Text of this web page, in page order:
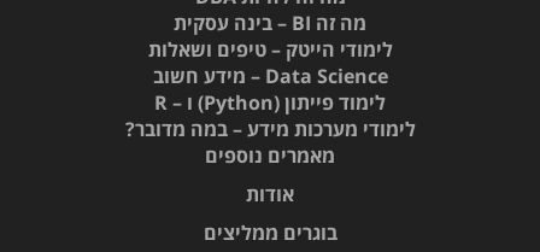
מה זה BI – בינה עסקית
לימודי הייטק – טיפים ושאלות
Data Science – מידע חשוב
לימוד פייתון (Python) ו – R
לימודי מערכות מידע – במה מדובר?
מאמרים נוספים
אודות
בוגרים ממליצים